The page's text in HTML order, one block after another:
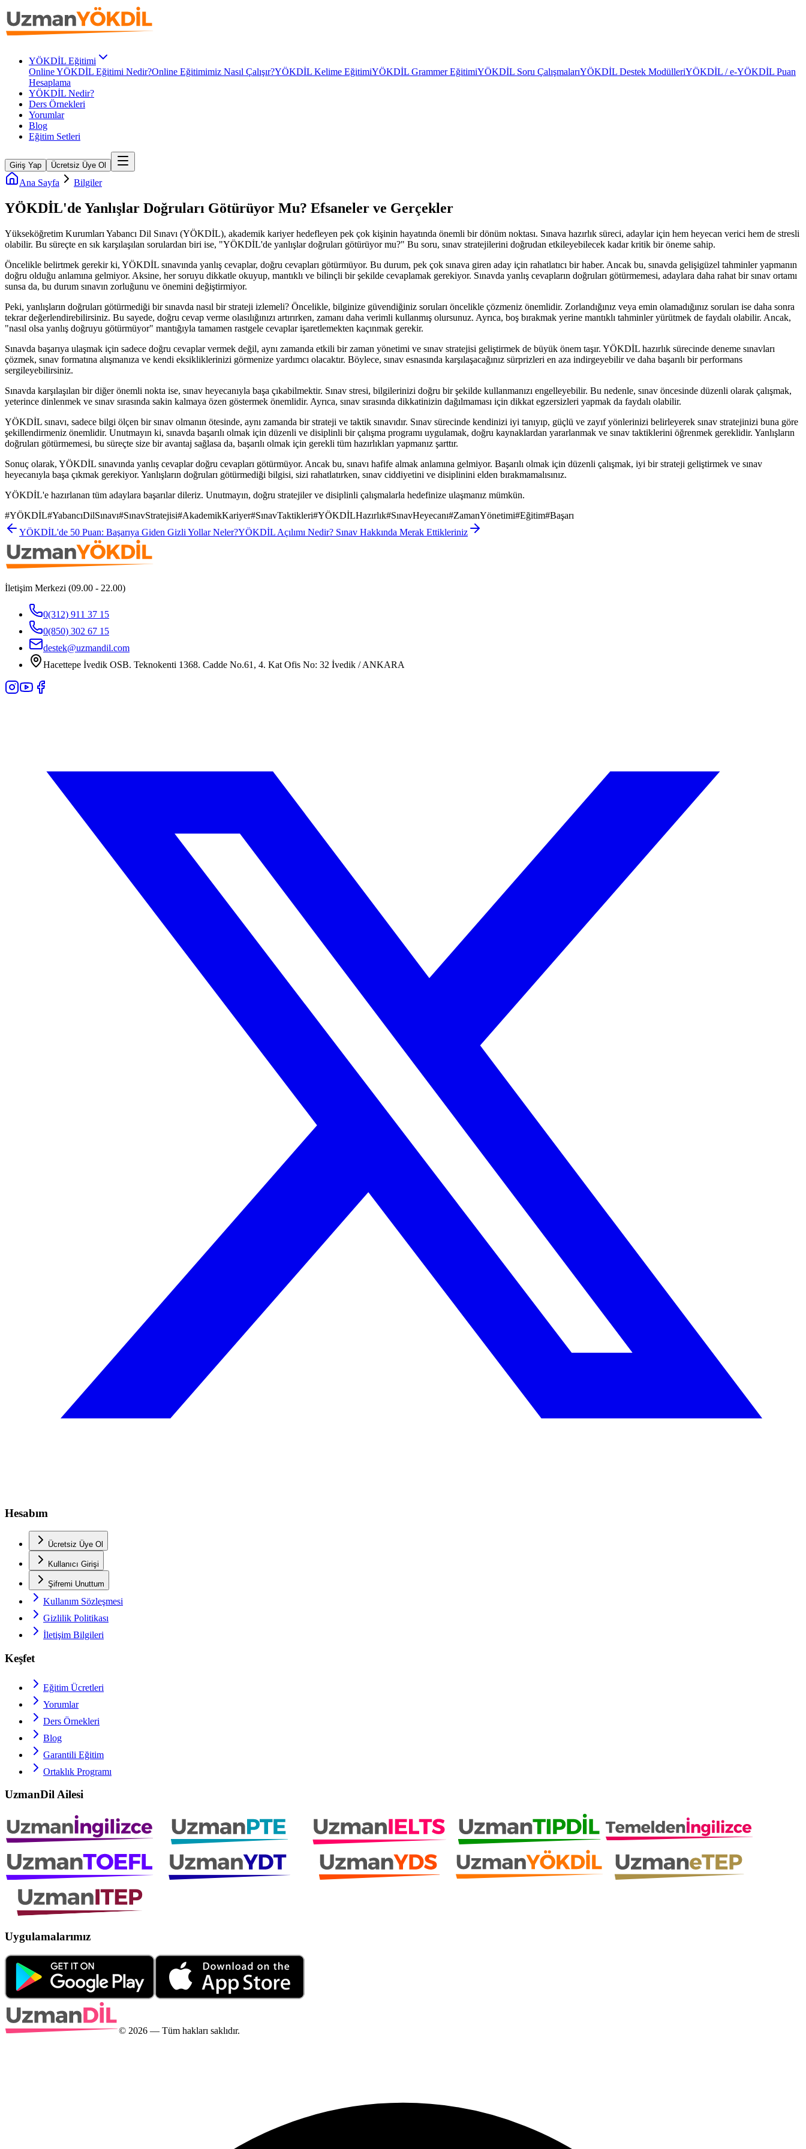
YÖKDİL Eğitimi
Online YÖKDİL Eğitimi Nedir?Online Eğitimimiz Nasıl Çalışır?YÖKDİL Kelime EğitimiYÖKDİL Grammer EğitimiYÖKDİL Soru ÇalışmalarıYÖKDİL Destek ModülleriYÖKDİL / e-YÖKDİL Puan
Hesaplama
YÖKDİL Nedir?
Ders Örnekleri
Yorumlar
Blog
Eğitim Setleri
Giriş Yap Ücretsiz Üye Ol
Ana Sayfa Bilgiler
YÖKDİL'de Yanlışlar Doğruları Götürüyor Mu? Efsaneler ve Gerçekler
Yükseköğretim Kurumları Yabancı Dil Sınavı (YÖKDİL), akademik kariyer hedefleyen pek çok kişinin hayatında önemli bir dönüm noktası. Sınava hazırlık süreci, adaylar için hem heyecan verici hem de stresli
olabilir. Bu süreçte en sık karşılaşılan sorulardan biri ise, "YÖKDİL'de yanlışlar doğruları götürüyor mu?" Bu soru, sınav stratejilerini doğrudan etkileyebilecek kadar kritik bir öneme sahip.
Öncelikle belirtmek gerekir ki, YÖKDİL sınavında yanlış cevaplar, doğru cevapları götürmüyor. Bu durum, pek çok sınava giren aday için rahatlatıcı bir haber. Ancak bu, sınavda gelişigüzel tahminler yapmanın
doğru olduğu anlamına gelmiyor. Aksine, her soruyu dikkatle okuyup, mantıklı ve bilinçli bir şekilde cevaplamak gerekiyor. Sınavda yanlış cevapların doğruları götürmemesi, adaylara daha rahat bir sınav ortamı
sunsa da, bu durum sınavın zorluğunu ve önemini değiştirmiyor.
Peki, yanlışların doğruları götürmediği bir sınavda nasıl bir strateji izlemeli? Öncelikle, bilginize güvendiğiniz soruları öncelikle çözmeniz önemlidir. Zorlandığınız veya emin olamadığınız soruları ise daha sonra
tekrar değerlendirebilirsiniz. Bu sayede, doğru cevap verme olasılığınızı artırırken, zamanı daha verimli kullanmış olursunuz. Ayrıca, boş bırakmak yerine mantıklı tahminler yürütmek de faydalı olabilir. Ancak,
"nasıl olsa yanlış doğruyu götürmüyor" mantığıyla tamamen rastgele cevaplar işaretlemekten kaçınmak gerekir.
Sınavda başarıya ulaşmak için sadece doğru cevaplar vermek değil, aynı zamanda etkili bir zaman yönetimi ve sınav stratejisi geliştirmek de büyük önem taşır. YÖKDİL hazırlık sürecinde deneme sınavları
çözmek, sınav formatına alışmanıza ve kendi eksikliklerinizi görmenize yardımcı olacaktır. Böylece, sınav esnasında karşılaşacağınız sürprizleri en aza indirgeyebilir ve daha başarılı bir performans
sergileyebilirsiniz.
Sınavda karşılaşılan bir diğer önemli nokta ise, sınav heyecanıyla başa çıkabilmektir. Sınav stresi, bilgilerinizi doğru bir şekilde kullanmanızı engelleyebilir. Bu nedenle, sınav öncesinde düzenli olarak çalışmak,
yeterince dinlenmek ve sınav sırasında sakin kalmaya özen göstermek önemlidir. Ayrıca, sınav sırasında dikkatinizin dağılmaması için dikkat egzersizleri yapmak da faydalı olabilir.
YÖKDİL sınavı, sadece bilgi ölçen bir sınav olmanın ötesinde, aynı zamanda bir strateji ve taktik sınavıdır. Sınav sürecinde kendinizi iyi tanıyıp, güçlü ve zayıf yönlerinizi belirleyerek sınav stratejinizi buna göre
şekillendirmeniz önemlidir. Unutmayın ki, sınavda başarılı olmak için düzenli ve disiplinli bir çalışma programı uygulamak, doğru kaynaklardan yararlanmak ve sınav taktiklerini öğrenmek gereklidir. Yanlışların
doğruları götürmemesi, bu süreçte size bir avantaj sağlasa da, başarılı olmak için gerekli tüm hazırlıkları yapmanız şarttır.
Sonuç olarak, YÖKDİL sınavında yanlış cevaplar doğru cevapları götürmüyor. Ancak bu, sınavı hafife almak anlamına gelmiyor. Başarılı olmak için düzenli çalışmak, iyi bir strateji geliştirmek ve sınav
heyecanıyla başa çıkmak gerekiyor. Yanlışların doğruları götürmediği bilgisi, sizi rahatlatırken, sınav ciddiyetini ve disiplinini elden bırakmamalısınız.
YÖKDİL'e hazırlanan tüm adaylara başarılar dileriz. Unutmayın, doğru stratejiler ve disiplinli çalışmalarla hedefinize ulaşmanız mümkün.
#YÖKDİL#YabancıDilSınavı#SınavStratejisi#AkademikKariyer#SınavTaktikleri#YÖKDİLHazırlık#SınavHeyecanı#ZamanYönetimi#Eğitim#Başarı
YÖKDİL'de 50 Puan: Başarıya Giden Gizli Yollar Neler?YÖKDİL Açılımı Nedir? Sınav Hakkında Merak Ettikleriniz
İletişim Merkezi (09.00 - 22.00)
0(312) 911 37 15
0(850) 302 67 15
destek@uzmandil.com
Hacettepe İvedik OSB. Teknokenti 1368. Cadde No.61, 4. Kat Ofis No: 32 İvedik / ANKARA
Hesabım
Ücretsiz Üye Ol
Kullanıcı Girişi
Şifremi Unuttum
Kullanım Sözleşmesi
Gizlilik Politikası
İletişim Bilgileri
Keşfet
Eğitim Ücretleri
Yorumlar
Ders Örnekleri
Blog
Garantili Eğitim
Ortaklık Programı
UzmanDil Ailesi
Uygulamalarımız
© 2026 — Tüm hakları saklıdır.